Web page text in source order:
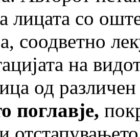
лицата со
соодветно
на
од
поглавје,